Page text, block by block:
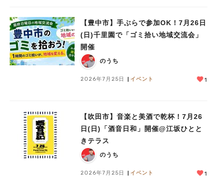
【豊中市】手ぶらで参加OK！7月26日
(日)千里園で「ゴミ拾い地域交流会」
開催
のうち
2026年7月25日 イベント 1
【吹田市】音楽と美酒で乾杯！7月26
日(日)「酒音日和」開催@江坂ひとと
きテラス
のうち
2026年7月25日 イベント 1